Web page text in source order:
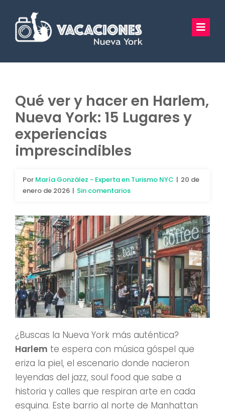
contenido
Vacaciones Nueva York
Tours Privados
Guía Turística
Qué ver y hacer en Harlem,
Nueva York: 15 Lugares y
experiencias
imprescindibles
Por María González - Experta en Turismo NYC | 20 de
enero de 2026 | Sin comentarios
¿Buscas la Nueva York más auténtica?
Harlem te espera con música góspel que
eriza la piel, el escenario donde nacieron
leyendas del jazz, soul food que sabe a
historia y calles que respiran arte en cada
esquina. Este barrio al norte de Manhattan